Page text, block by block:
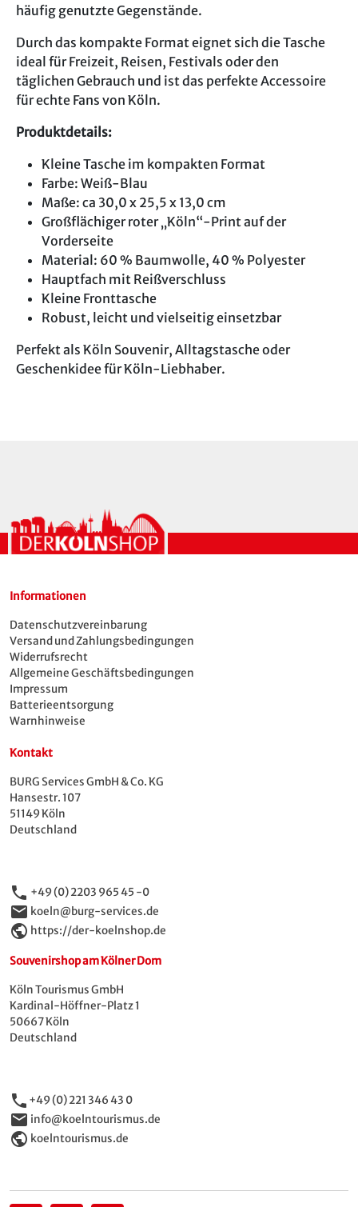
häufig genutzte Gegenstände.
Durch das kompakte Format eignet sich die Tasche
ideal für Freizeit, Reisen, Festivals oder den
täglichen Gebrauch und ist das perfekte Accessoire
für echte Fans von Köln.
Produktdetails:
Kleine Tasche im kompakten Format
Farbe: Weiß-Blau
Maße: ca 30,0 x 25,5 x 13,0 cm
Großflächiger roter „Köln“-Print auf der
Vorderseite
Material: 60 % Baumwolle, 40 % Polyester
Hauptfach mit Reißverschluss
Kleine Fronttasche
Robust, leicht und vielseitig einsetzbar
Perfekt als Köln Souvenir, Alltagstasche oder
Geschenkidee für Köln-Liebhaber.
Informationen
Datenschutzvereinbarung
Versand und Zahlungsbedingungen
Widerrufsrecht
Allgemeine Geschäftsbedingungen
Impressum
Batterieentsorgung
Warnhinweise
Kontakt
BURG Services GmbH & Co. KG
Hansestr. 107
51149 Köln
Deutschland
phone +49 (0) 2203 965 45 -0
email koeln@burg-services.de
public https://der-koelnshop.de
Souvenirshop am Kölner Dom
Köln Tourismus GmbH
Kardinal-Höffner-Platz 1
50667 Köln
Deutschland
phone +49 (0) 221 346 43 0
email info@koelntourismus.de
public koelntourismus.de